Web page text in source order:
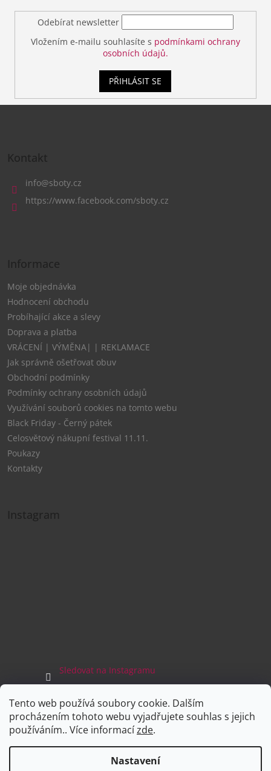
Tento web používá soubory cookie. Dalším
procházením tohoto webu vyjadřujete souhlas s jejich
používáním.. Více informacízde.
Nastavení
Odebírat newsletter
Vložením e-mailu souhlasíte s podmínkami ochrany
osobních údajů.
PŘIHLÁSIT SE
Kontakt
info@sboty.cz
https://www.facebook.com/sboty.cz
Informace
Moje objednávka
Hodnocení obchodu
Probíhající akce a slevy
Doprava a platba
VRÁCENÍ | VÝMĚNA| | REKLAMACE
Jak správně ošetřovat obuv
Obchodní podmínky
Podmínky ochrany osobních údajů
Využívání souborů cookies na tomto webu
Black Friday - Černý pátek
Celosvětový nákupní festival 11.11.
Poukazy
Kontakty
Instagram
Sledovat na Instagramu
Facebook